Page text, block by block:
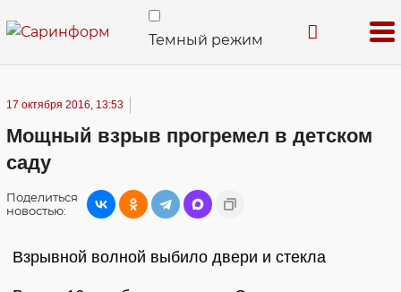
Темный режим
17 октября 2016, 13:53
Мощный взрыв прогремел в детском
саду
Поделиться
новостью:
Взрывной волной выбило двери и стекла